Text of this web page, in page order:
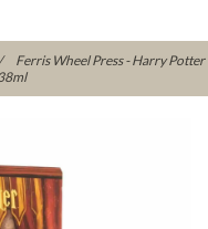
/
Ferris Wheel Press - Harry Potter